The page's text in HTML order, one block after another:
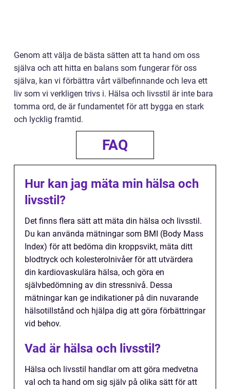
Genom att välja de bästa sätten att ta hand om oss
själva och att hitta en balans som fungerar för oss
själva, kan vi förbättra vårt välbefinnande och leva ett
liv som vi verkligen trivs i. Hälsa och livsstil är inte bara
tomma ord, de är fundamentet för att bygga en stark
och lycklig framtid.
FAQ
Hur kan jag mäta min hälsa och
livsstil?
Det finns flera sätt att mäta din hälsa och livsstil.
Du kan använda mätningar som BMI (Body Mass
Index) för att bedöma din kroppsvikt, mäta ditt
blodtryck och kolesterolnivåer för att utvärdera
din kardiovaskulära hälsa, och göra en
självbedömning av din stressnivå. Dessa
mätningar kan ge indikationer på din nuvarande
hälsotillstånd och hjälpa dig att göra förbättringar
vid behov.
Vad är hälsa och livsstil?
Hälsa och livsstil handlar om att göra medvetna
val och ta hand om sig själv på olika sätt för att